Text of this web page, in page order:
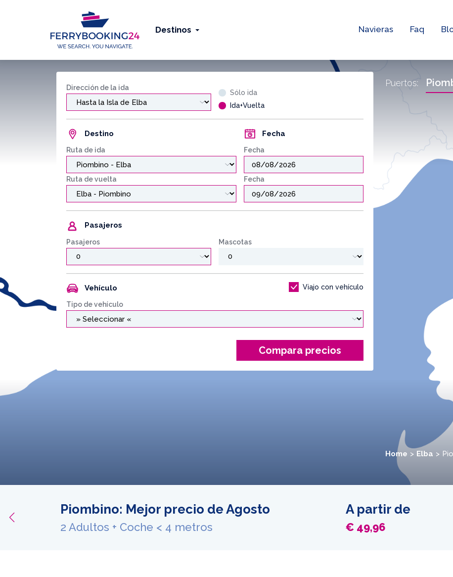
Destinos Navieras Faq
Dirección de la ida
Sólo ida
Ida+Vuelta
Destino
Ruta de ida
Fecha
Fecha
Ruta de vuelta Fecha
Pasajeros
Pasajeros Mascotas
Vehículo Viajo con vehículo
Tipo de vehículo
Compara precios
Puertos:
Home Elba
Piombino: Mejor precio de Agosto
2 Adultos + Coche < 4 metros
A partir de
€ 49,96